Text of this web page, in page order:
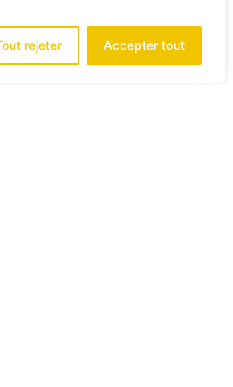
rejeter Accepter tout
sur votre droit d’opposition.
des données
toutes les données